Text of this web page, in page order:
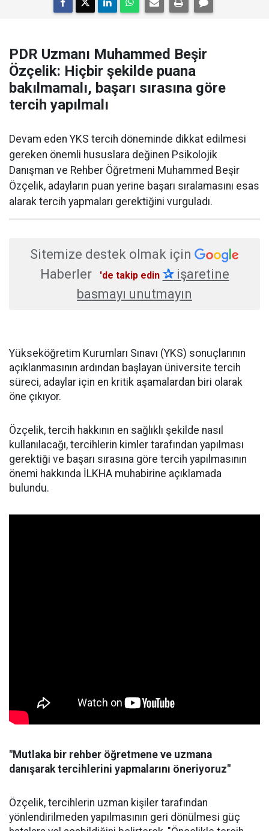
PDR Uzmanı Muhammed Beşir
Özçelik: Hiçbir şekilde puana
bakılmamalı, başarı sırasına göre
tercih yapılmalı
Devam eden YKS tercih döneminde dikkat edilmesi
gereken önemli hususlara değinen Psikolojik
Danışman ve Rehber Öğretmeni Muhammed Beşir
Özçelik, adayların puan yerine başarı sıralamasını esas
alarak tercih yapmaları gerektiğini vurguladı.
Sitemize destek olmak için
Haberler
'de takip edin ✰işaretine
basmayı unutmayın
Yükseköğretim Kurumları Sınavı (YKS) sonuçlarının
açıklanmasının ardından başlayan üniversite tercih
süreci, adaylar için en kritik aşamalardan biri olarak
öne çıkıyor.
Özçelik, tercih hakkının en sağlıklı şekilde nasıl
kullanılacağı, tercihlerin kimler tarafından yapılması
gerektiği ve başarı sırasına göre tercih yapılmasının
önemi hakkında İLKHA muhabirine açıklamada
bulundu.
"Mutlaka bir rehber öğretmene ve uzmana
danışarak tercihlerini yapmalarını öneriyoruz"
Özçelik, tercihlerin uzman kişiler tarafından
yönlendirilmeden yapılmasının geri dönülmesi güç